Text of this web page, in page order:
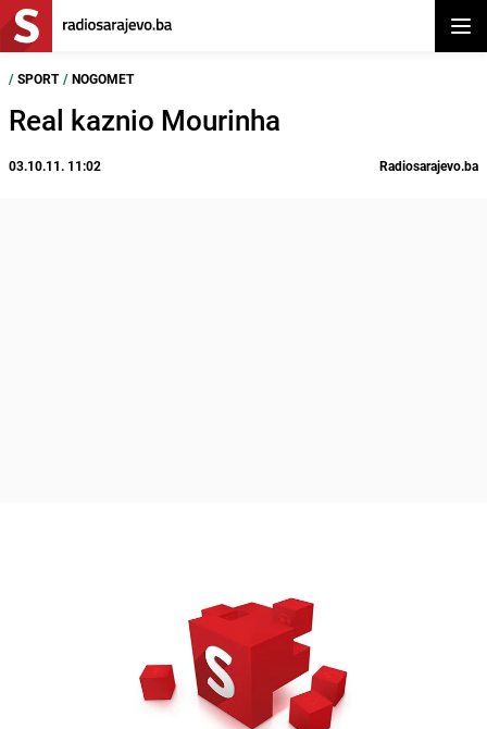
/ SPORT / NOGOMET
Real kaznio Mourinha
03.10.11. 11:02 Radiosarajevo.ba